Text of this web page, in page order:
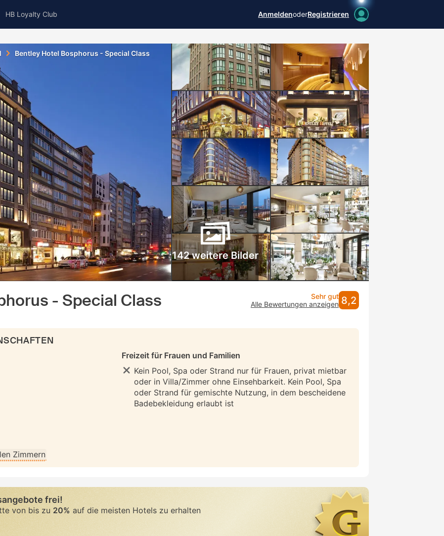
HB Loyalty Club AnmeldenoderRegistrieren
Bentley Hotel Bosphorus - Special Class
142 weitere Bilder
- Special Class
Sehr gut
Alle Bewertungen anzeigen 8,2
Zimmern
Freizeit für Frauen und Familien
Kein Pool, Spa oder Strand nur für Frauen, privat mietbar
oder in Villa/Zimmer ohne Einsehbarkeit. Kein Pool, Spa
oder Strand für gemischte Nutzung, in dem bescheidene
Badebekleidung erlaubt ist
frei!
von bis zu 20%auf die meisten Hotels zu erhalten